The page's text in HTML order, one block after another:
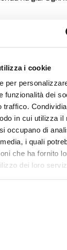
i cookie
per
funzionalità dei
traffico.
in cui utilizza il
occupano di
i quali
che ha fornito
dei loro
effetti degli artt. 6,
2016/679 –
dati per
dell'
dati personali.
versione beta di